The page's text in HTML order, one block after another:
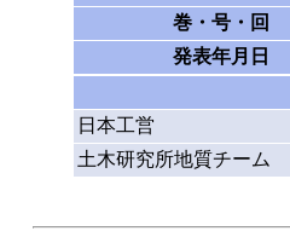
巻・号・回
発表年月日
日本工営
土木研究所地質チーム